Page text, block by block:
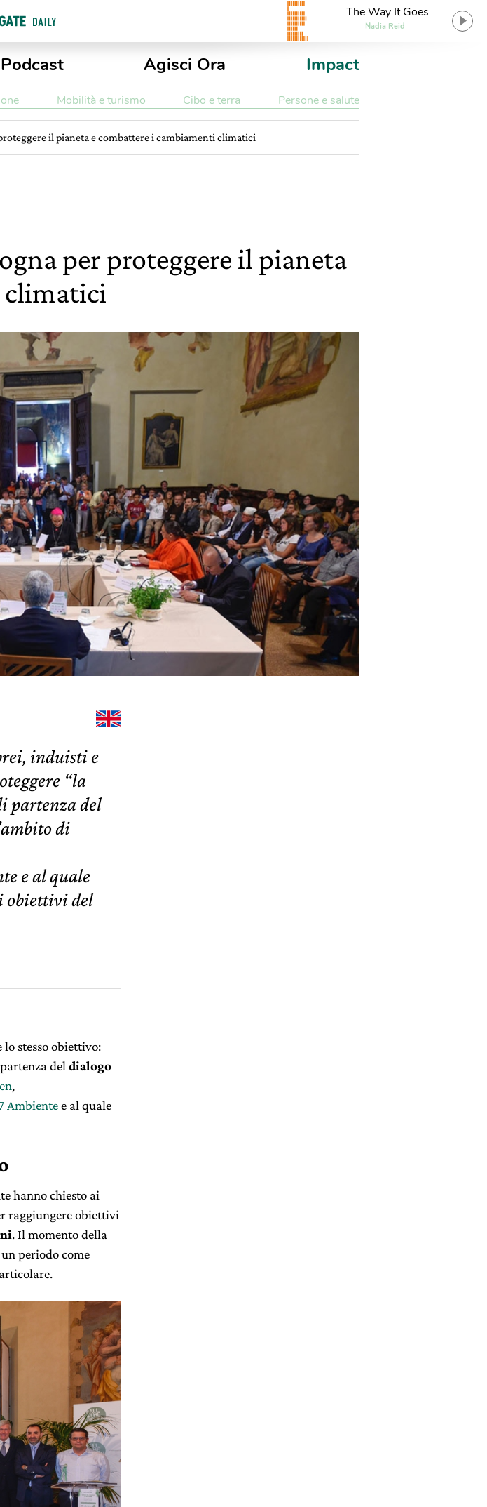
The Way It Goes
Nadia Reid
Podcast Agisci Ora Impact
Mobilità e turismo Cibo e terra Persone e salute
il pianeta e combattere i cambiamenti climatici
per proteggere il pianeta
climatici
induisti e
“la
partenza del
di
e al quale
obiettivi del
stesso obiettivo:
del dialogo
,
Ambientee al quale
hanno chiesto ai
raggiungere obiettivi
. Il momento della
periodo come